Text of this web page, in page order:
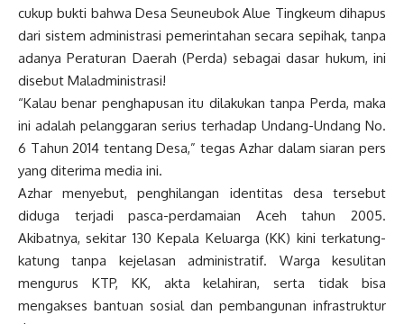
cukup bukti bahwa Desa Seuneubok Alue Tingkeum dihapus
dari sistem administrasi pemerintahan secara sepihak, tanpa
adanya Peraturan Daerah (Perda) sebagai dasar hukum, ini
disebut Maladministrasi!
“Kalau benar penghapusan itu dilakukan tanpa Perda, maka
ini adalah pelanggaran serius terhadap Undang-Undang No.
6 Tahun 2014 tentang Desa,” tegas Azhar dalam siaran pers
yang diterima media ini.
Azhar menyebut, penghilangan identitas desa tersebut
diduga terjadi pasca-perdamaian Aceh tahun 2005.
Akibatnya, sekitar 130 Kepala Keluarga (KK) kini terkatung-
katung tanpa kejelasan administratif. Warga kesulitan
mengurus KTP, KK, akta kelahiran, serta tidak bisa
mengakses bantuan sosial dan pembangunan infrastruktur